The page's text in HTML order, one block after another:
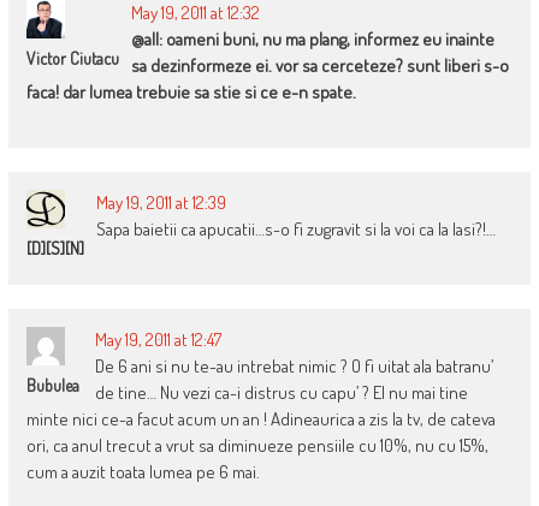
Victor Ciutacu
May 19, 2011 at 12:32
@all: oameni buni, nu ma plang, informez eu inainte
sa dezinformeze ei. vor sa cerceteze? sunt liberi s-o
faca! dar lumea trebuie sa stie si ce e-n spate.
[D][S][N]
May 19, 2011 at 12:39
Sapa baietii ca apucatii…s-o fi zugravit si la voi ca la Iasi?!…
Bubulea
May 19, 2011 at 12:47
De 6 ani si nu te-au intrebat nimic ? O fi uitat ala batranu’
de tine… Nu vezi ca-i distrus cu capu’ ? El nu mai tine
minte nici ce-a facut acum un an ! Adineaurica a zis la tv, de cateva
ori, ca anul trecut a vrut sa diminueze pensiile cu 10%, nu cu 15%,
cum a auzit toata lumea pe 6 mai.